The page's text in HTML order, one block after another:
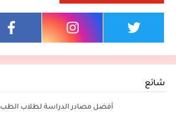
شائع
أفضل مصادر الدراسة لطلاب الطب